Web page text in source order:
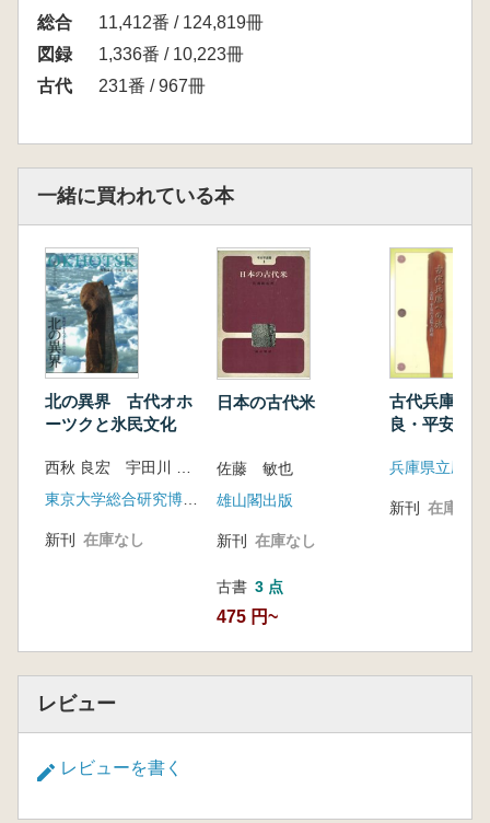
総合
11,412番 / 124,819冊
図録
1,336番 / 10,223冊
古代
231番 / 967冊
一緒に買われている本
北の異界 古代オホ
ーツクと氷民文化
西秋 良宏 宇田川 洋 編
東京大学総合研究博物館(東京大学出版会)
新刊 在庫なし
日本の古代米
佐藤 敏也
雄山閣出版
新刊 在庫なし
古書 3 点
475 円~
古代兵庫へ
良・平安時
兵庫県立歴史
新刊 在庫なし
レビュー
レビューを書く